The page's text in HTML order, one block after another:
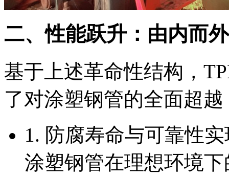
二、性能跃升：由内而
基于上述革命性结构，
了对涂塑钢管的全面超
1. 防腐寿命与可靠性
涂塑钢管在理想环境